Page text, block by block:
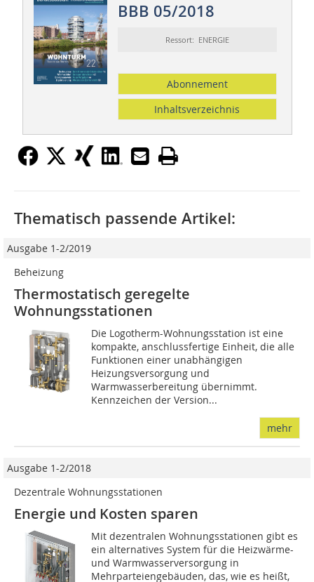
BBB 05/2018
Ressort: ENERGIE
Abonnement
Inhaltsverzeichnis
Thematisch passende Artikel:
Ausgabe 1-2/2019
Beheizung
Thermostatisch geregelte
Wohnungsstationen
Die Logotherm-Wohnungsstation ist eine
kompakte, anschlussfertige Einheit, die alle
Funktionen einer unabhängigen
Heizungsversorgung und
Warmwasserbereitung übernimmt.
Kennzeichen der Version...
mehr
Ausgabe 1-2/2018
Dezentrale Wohnungsstationen
Energie und Kosten sparen
Mit dezentralen Wohnungsstationen gibt es
ein alternatives System für die Heizwärme-
und Warmwasserversorgung in
Mehrparteiengebäuden, das, wie es heißt,